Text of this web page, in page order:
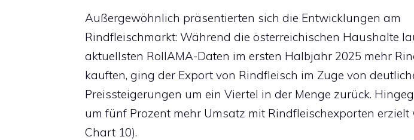
Außergewöhnlich präsentierten sich die Entwicklungen am
Rindfleischmarkt: Während die österreichischen Haushalte
aktuellsten RollAMA-Daten im ersten Halbjahr 2025 mehr
kauften, ging der Export von Rindfleisch im Zuge von
Preissteigerungen um ein Viertel in der Menge zurück.
um fünf Prozent mehr Umsatz mit Rindfleischexporten erzielt
Chart 10).